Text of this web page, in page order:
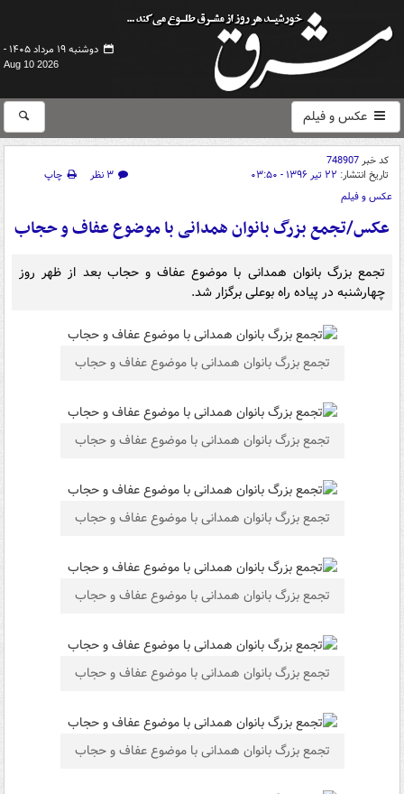
دوشنبه ۱۹ مرداد ۱۴۰۵ -
Aug 10 2026
عکس و فیلم
کد خبر748907
تاریخ انتشار: ۲۲ تیر ۱۳۹۶ - ۰۳:۵۰ ۳ نظر
چاپ
عکس و فیلم
عکس/تجمع بزرگ بانوان همدانی با موضوع عفاف و حجاب
تجمع بزرگ بانوان همدانی با موضوع عفاف و حجاب بعد از ظهر روز
چهارشنبه در پیاده راه بوعلی برگزار شد.
تجمع بزرگ بانوان همدانی با موضوع عفاف و حجاب
تجمع بزرگ بانوان همدانی با موضوع عفاف و حجاب
تجمع بزرگ بانوان همدانی با موضوع عفاف و حجاب
تجمع بزرگ بانوان همدانی با موضوع عفاف و حجاب
تجمع بزرگ بانوان همدانی با موضوع عفاف و حجاب
تجمع بزرگ بانوان همدانی با موضوع عفاف و حجاب